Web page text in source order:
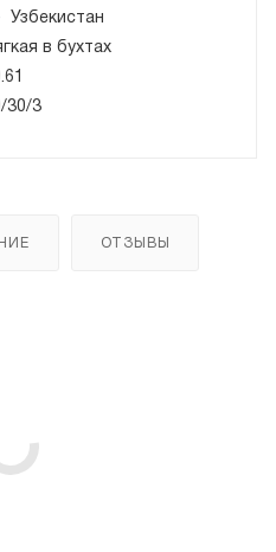
Узбекистан
в бухтах
30/3
ОТЗЫВЫ